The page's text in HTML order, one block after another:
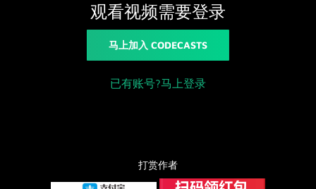
观看视频需要登录
马上加入 CODECASTS
已有账号?马上登录
打赏作者